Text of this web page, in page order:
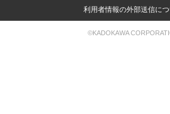
利用者情報の外部送信に
©KADOKAWA